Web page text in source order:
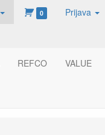
0 Prijava
REFCO VALUE